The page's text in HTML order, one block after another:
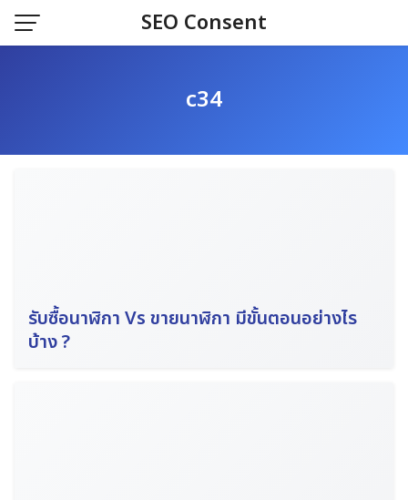
Skip
SEO Consent
c34
รับซื้อนาฬิกา Vs ขายนาฬิกา มีขั้นตอนอย่างไร
บ้าง ?